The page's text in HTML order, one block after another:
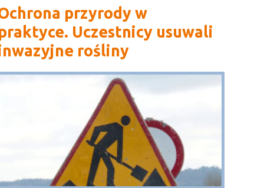
przyrody w
Uczestnicy usuwali
rośliny